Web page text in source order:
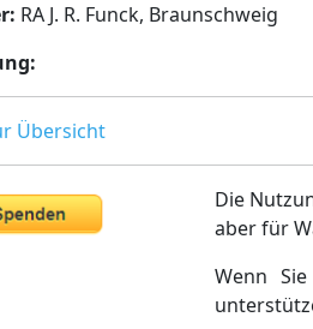
RA J. R. Funck, Braunschweig
Übersicht
Die
aber für
Wenn